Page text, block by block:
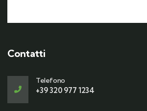
Contatti
Telefono
+39 320 977 1234